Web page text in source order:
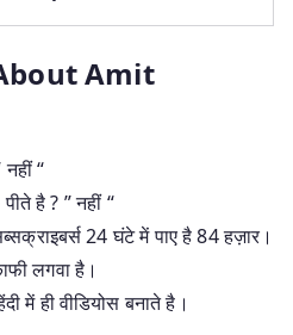
Amit
“
है ? ” नहीं “
24 घंटे में पाए है 84 हज़ार।
लगवा है।
में ही वीडियोस बनाते है।